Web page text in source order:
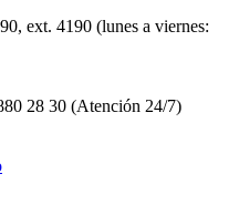
ext. 4190 (lunes a viernes:
28 30 (Atención 24/7)